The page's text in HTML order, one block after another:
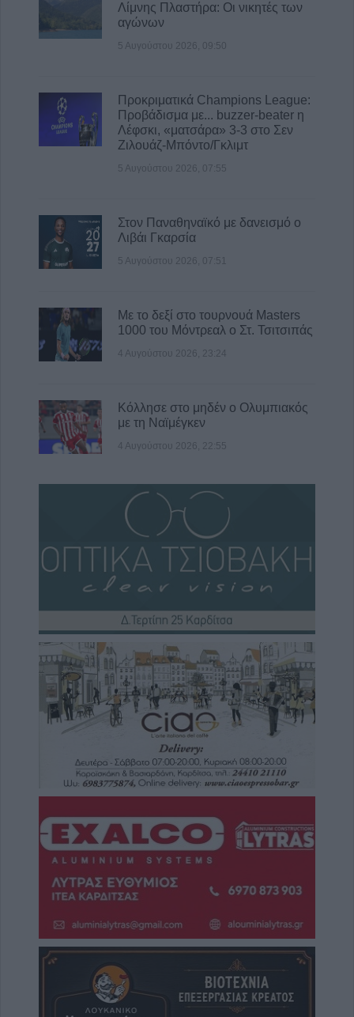
Λίμνης Πλαστήρα: Οι νικητές των
αγώνων
5 Αυγούστου 2026, 09:50
Προκριματικά Champions League:
Προβάδισμα με... buzzer-beater η
Λέφσκι, «ματσάρα» 3-3 στο Σεν
Ζιλουάζ-Μπόντο/Γκλιμτ
5 Αυγούστου 2026, 07:55
Στον Παναθηναϊκό με δανεισμό ο
Λιβάι Γκαρσία
5 Αυγούστου 2026, 07:51
Με το δεξί στο τουρνουά Masters
1000 του Μόντρεαλ ο Στ. Τσιτσιπάς
4 Αυγούστου 2026, 23:24
Κόλλησε στο μηδέν ο Ολυμπιακός
με τη Ναϊμέγκεν
4 Αυγούστου 2026, 22:55